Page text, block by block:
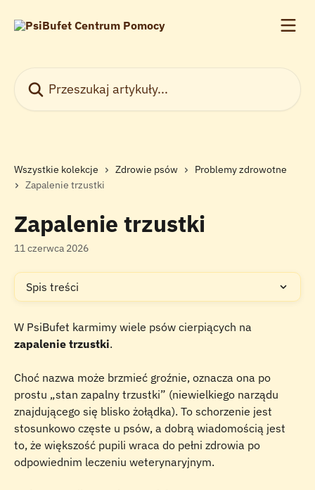
Wszystkie kolekcje Zdrowie psów
Problemy zdrowotne
Zapalenie trzustki
Zapalenie trzustki
11 czerwca 2026
Spis treści
W PsiBufet karmimy wiele psów cierpiących na
zapalenie trzustki.
Choć nazwa może brzmieć groźnie, oznacza ona po
prostu „stan zapalny trzustki” (niewielkiego narządu
znajdującego się blisko żołądka). To schorzenie jest
stosunkowo częste u psów, a dobrą wiadomością jest
to, że większość pupili wraca do pełni zdrowia po
odpowiednim leczeniu weterynaryjnym.